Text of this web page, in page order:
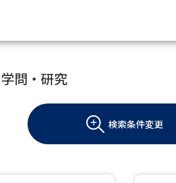
大学・短大の資
大学パンフ
学部・
総合型選抜・学校推薦
問・研究
検索条件変更